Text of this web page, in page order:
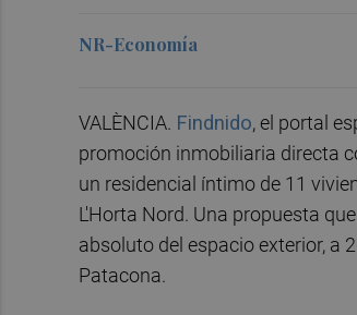
NR-Economía
VALÈNCIA. Findnido, el portal
promoción inmobiliaria directa
un residencial íntimo de 11
L'Horta Nord. Una propuesta
absoluto del espacio exterior, a
Patacona.